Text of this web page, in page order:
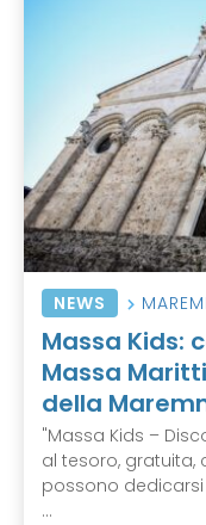
NEWS
Massa Kids:
Massa
della
"Massa Kids –
al tesoro, gratuita,
possono
...